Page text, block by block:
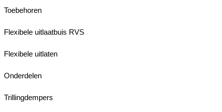
Toebehoren
Flexibele uitlaatbuis RVS
Flexibele uitlaten
Onderdelen
Trillingdempers